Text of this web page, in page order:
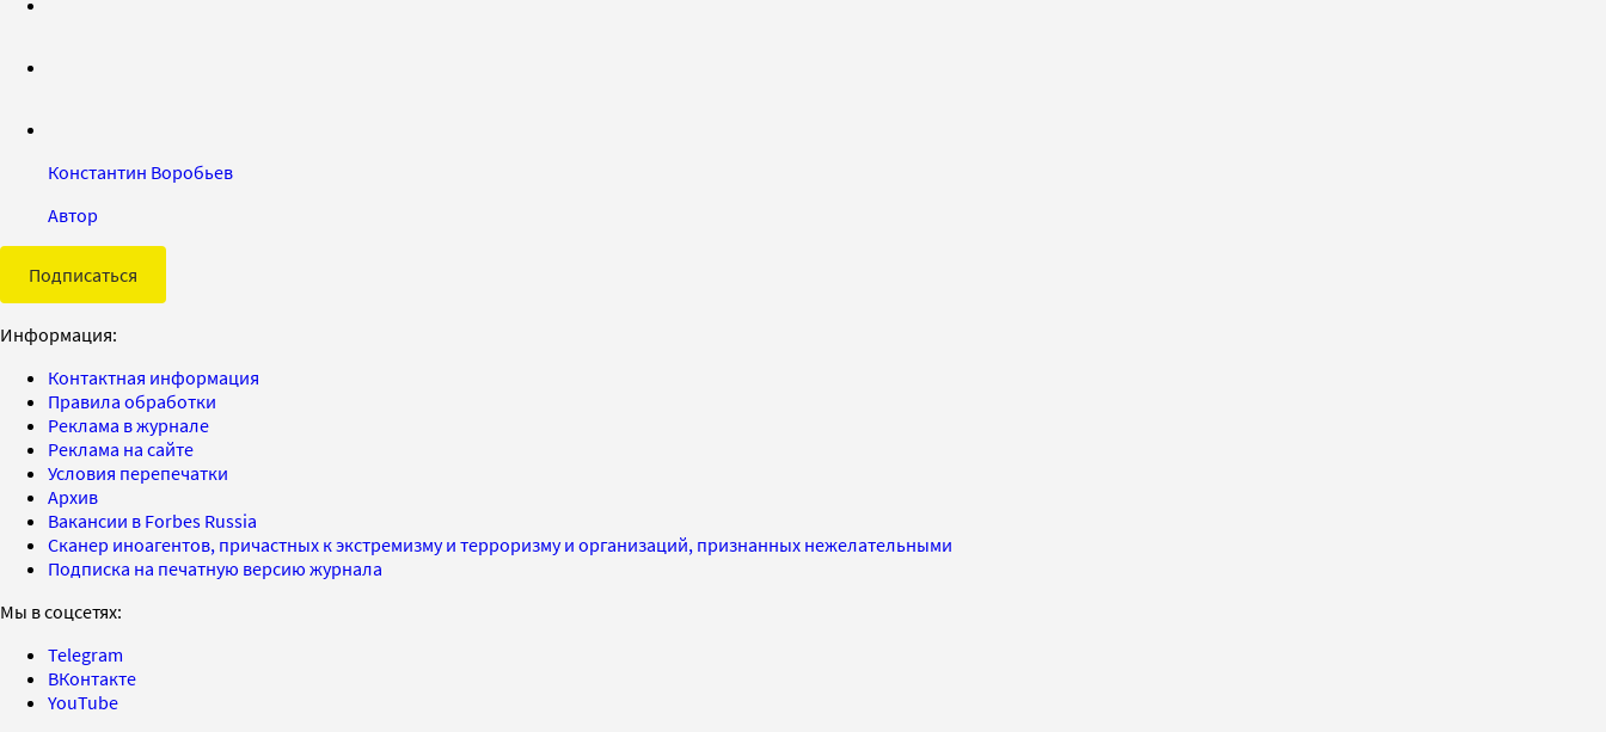
Константин Воробьев
Автор
Подписаться
Информация:
Контактная информация
Правила обработки
Реклама в журнале
Реклама на сайте
Условия перепечатки
Архив
Вакансии в Forbes Russia
Сканер иноагентов, причастных к экстремизму и терроризму и организаций, признанных нежелательными
Подписка на печатную версию журнала
Мы в соцсетях:
Telegram
ВКонтакте
YouTube